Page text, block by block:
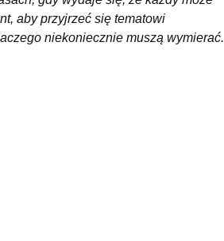
aby przyjrzeć się tematowi
niekoniecznie muszą wymierać.